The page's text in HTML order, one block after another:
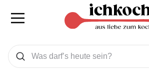
Was wollen Sie suchen
Suchen